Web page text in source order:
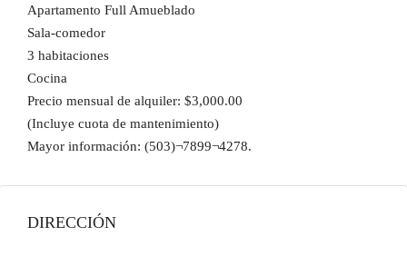
Apartamento Full Amueblado
Sala-comedor
3 habitaciones
Cocina
Precio mensual de alquiler: $3,000.00
(Incluye cuota de mantenimiento)
Mayor información: (503)¬7899¬4278.
DIRECCIÓN